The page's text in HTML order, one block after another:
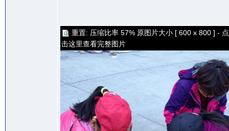
重置: 压缩比率 57% 原图片大小 [ 600 x 800 ] - 点
击这里查看完整图片